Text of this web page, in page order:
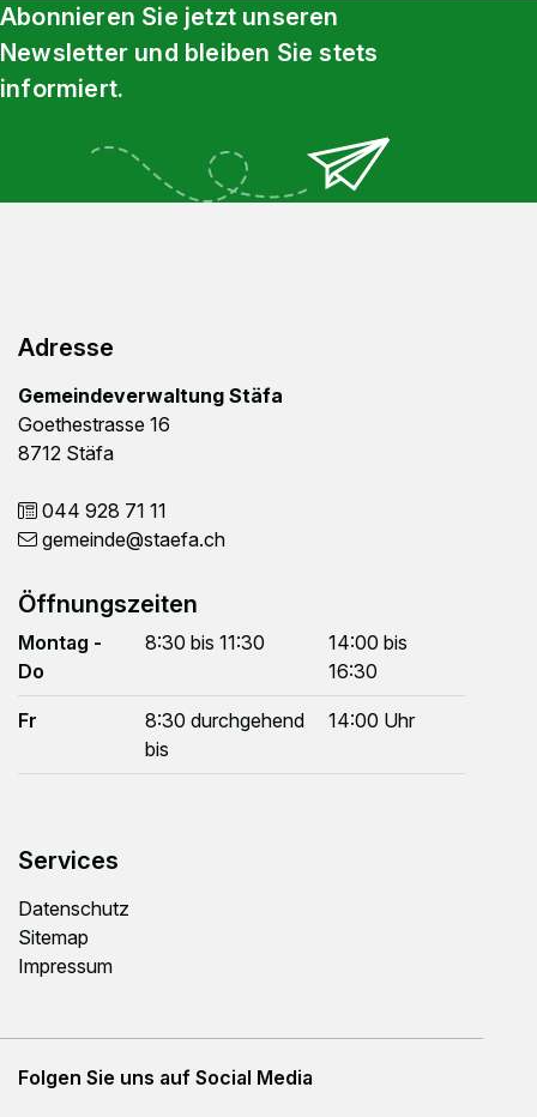
Abonnieren Sie jetzt unseren
Newsletter und bleiben Sie stets
informiert.
Adresse
Gemeindeverwaltung Stäfa
Goethestrasse 16
8712 Stäfa
044 928 71 11
gemeinde@staefa.ch
Öffnungszeiten
Montag -
Do
8:30 bis 11:30
14:00 bis
16:30
Fr
8:30 durchgehend
bis
14:00 Uhr
Services
Datenschutz
Sitemap
Impressum
Folgen Sie uns auf Social Media